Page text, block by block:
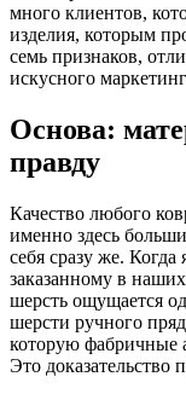
много клиентов,
изделия, которым
семь признаков,
искусного
Основа:
правду
Качество любого
именно здесь
себя сразу же.
заказанному в
шерсть ощущается
шерсти ручного
которую фабричные
Это доказательство